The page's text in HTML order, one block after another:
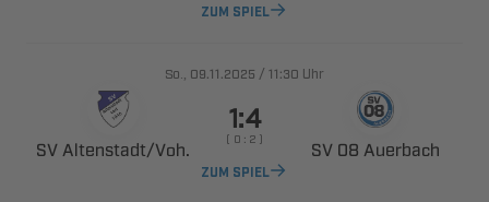
ZUM SPIEL
.,  /  Uhr
 ​

       
ZUM SPIEL